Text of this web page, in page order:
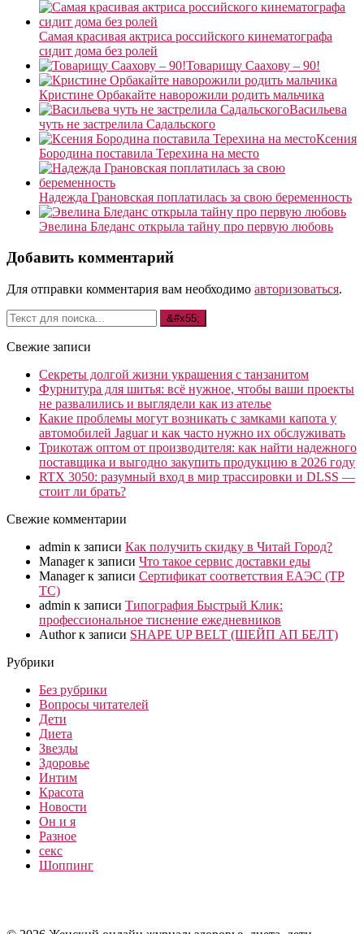
Самая красивая актриса российского кинематографа
сидит дома без ролей
Товарищу Саахову – 90!
Кристине Орбакайте наворожили родить мальчика
Васильева
чуть не застрелила Садальского
Ксения
Бородина поставила Терехина на место
Надежда Грановская поплатилась за свою беременность
Эвелина Бледанс открыла тайну про первую любовь
Добавить комментарий
Для отправки комментария вам необходимо авторизоваться.
Свежие записи
Секреты долгой жизни украшения с танзанитом
Фурнитура для шитья: всё нужное, чтобы ваши проекты
не развалились и выглядели как из ателье
Какие проблемы могут возникать с замками капота у
автомобилей Jaguar и как часто нужно их обслуживать
Трикотаж оптом от производителя: как найти надежного
поставщика и выгодно закупить продукцию в 2026 году
RTX 3050: разумный вход в мир трассировки и DLSS —
стоит ли брать?
Свежие комментарии
admin к записи Как получить скидку в Читай Город?
Managerк записи Что такое сервис доставки еды
Managerк записи Сертификат соответствия ЕАЭС (ТР
ТС)
admin к записи Типография Быстрый Клик:
профессиональное тиснение ежедневников
Authorк записи SHAPE UP BELT (ШЕЙП АП БЕЛТ)
Рубрики
Без рубрики
Вопросы читателей
Дети
Диета
Звезды
Здоровье
Интим
Красота
Новости
Он и я
Разное
секс
Шоппинг